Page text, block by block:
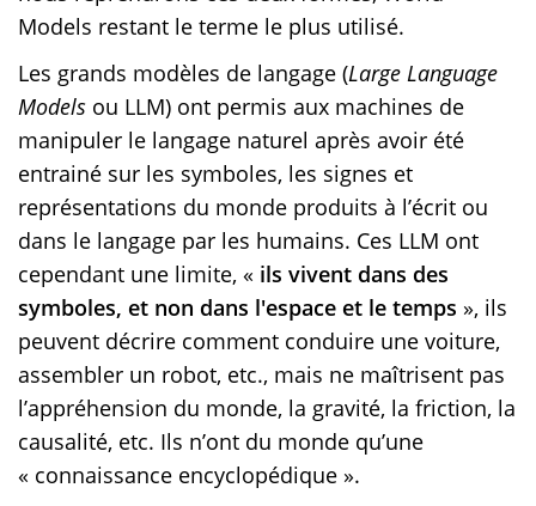
Models restant le terme le plus utilisé.
Les grands modèles de langage (Large Language
Models ou LLM) ont permis aux machines de
manipuler le langage naturel après avoir été
entrainé sur les symboles, les signes et
représentations du monde produits à l’écrit ou
dans le langage par les humains. Ces LLM ont
cependant une limite, « ils vivent dans des
symboles, et non dans l'espace et le temps », ils
peuvent décrire comment conduire une voiture,
assembler un robot, etc., mais ne maîtrisent pas
l’appréhension du monde, la gravité, la friction, la
causalité, etc. Ils n’ont du monde qu’une
« connaissance encyclopédique ».